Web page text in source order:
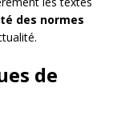
des normes
de